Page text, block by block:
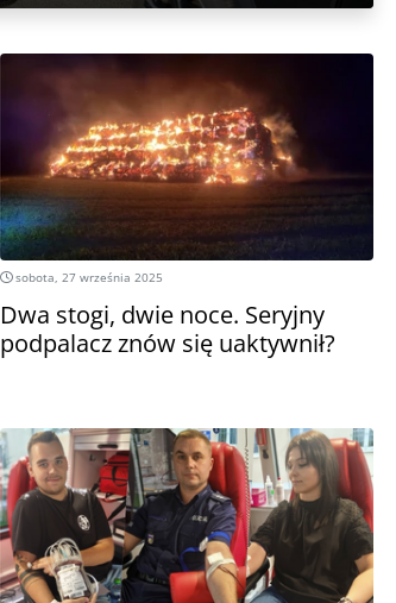
sobota, 27 września 2025
Dwa stogi, dwie noce. Seryjny
podpalacz znów się uaktywnił?